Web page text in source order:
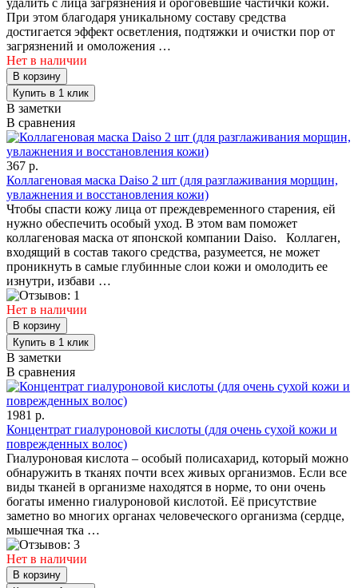
удалить с лица загрязнения и ороговевшие частички кожи.
При этом благодаря уникальному составу средства
достигается эффект осветления, подтяжки и очистки пор от
загрязнений и омоложения …
Нет в наличии
В заметки
В сравнения
367 р.
Коллагеновая маска Daiso 2 шт (для разглаживания морщин,
увлажнения и восстановления кожи)
Чтобы спасти кожу лица от преждевременного старения, ей
нужно обеспечить особый уход. В этом вам поможет
коллагеновая маска от японской компании Daiso. Коллаген,
входящий в состав такого средства, разумеется, не может
проникнуть в самые глубинные слои кожи и омолодить ее
изнутри, избави …
Нет в наличии
В заметки
В сравнения
1981 р.
Концентрат гиалуроновой кислоты (для очень сухой кожи и
поврежденных волос)
Гиалуроновая кислота – особый полисахарид, который можно
обнаружить в тканях почти всех живых организмов. Если все
виды тканей в организме находятся в норме, то они очень
богаты именно гиалуроновой кислотой. Её присутствие
заметно во многих органах человеческого организма (сердце,
мышечная тка …
Нет в наличии